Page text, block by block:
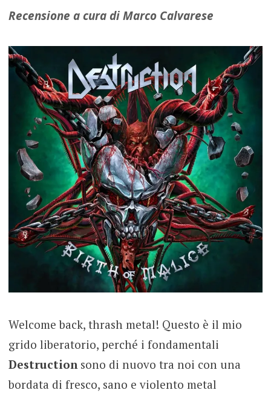
Recensione a cura di Marco Calvarese
Welcome back, thrash metal! Questo è il mio
grido liberatorio, perché i fondamentali
Destructionsono di nuovo tra noi con una
bordata di fresco, sano e violento metal